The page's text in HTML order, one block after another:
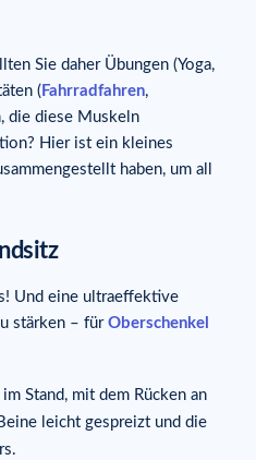
Sie daher Übungen (Yoga,
( Fahrradfahren,
die diese Muskeln
Hier ist ein kleines
haben, um all
Und eine ultraeffektive
stärken – für Oberschenkel
Stand, mit dem Rücken an
leicht gespreizt und die